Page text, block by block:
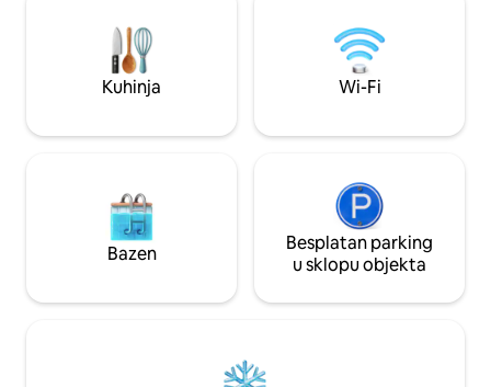
vožnje automobilom i 10 minuta pješice
od željezničke stanice. Supermarket i
obližnje trgovine nalaze se na pješačkoj
udaljenosti.
Wi-Fi, vrlo
parkiranje. Kućni
na zahtjev, u
Kuhinja Wi-Fi
Bazen
Besplatan parking
u sklopu objekta